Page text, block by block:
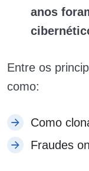
anos
Entre os
como:
Como
Fraudes